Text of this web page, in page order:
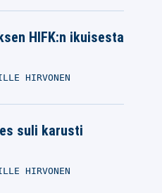
HIFK:n ikuisesta
HIRVONEN
suli karusti
HIRVONEN